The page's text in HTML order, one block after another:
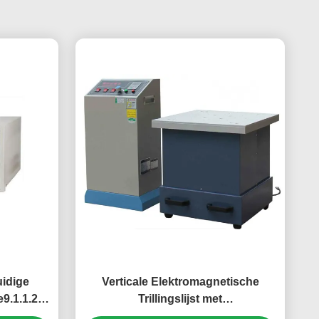
B
20mA
Verticale Elektromagnetische
Trillingslijst met
Frequentienauwkeurigheid 0.01Hz